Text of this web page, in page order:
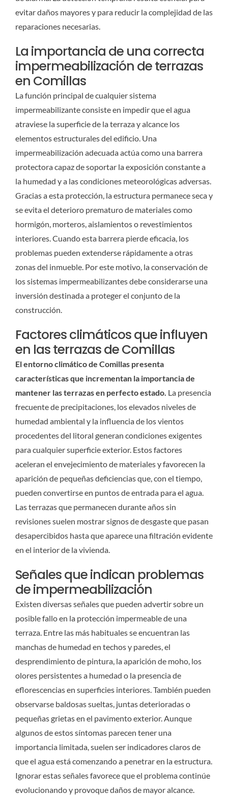
evitar daños mayores y para reducir la complejidad de las
reparaciones necesarias.
La importancia de una correcta
impermeabilización de terrazas
en Comillas
La función principal de cualquier sistema
impermeabilizante consiste en impedir que el agua
atraviese la superficie de la terraza y alcance los
elementos estructurales del edificio. Una
impermeabilización adecuada actúa como una barrera
protectora capaz de soportar la exposición constante a
la humedad y a las condiciones meteorológicas adversas.
Gracias a esta protección, la estructura permanece seca y
se evita el deterioro prematuro de materiales como
hormigón, morteros, aislamientos o revestimientos
interiores. Cuando esta barrera pierde eficacia, los
problemas pueden extenderse rápidamente a otras
zonas del inmueble. Por este motivo, la conservación de
los sistemas impermeabilizantes debe considerarse una
inversión destinada a proteger el conjunto de la
construcción.
Factores climáticos que influyen
en las terrazas de Comillas
El entorno climático de Comillas presenta
características que incrementan la importancia de
mantener las terrazas en perfecto estado. La presencia
frecuente de precipitaciones, los elevados niveles de
humedad ambiental y la influencia de los vientos
procedentes del litoral generan condiciones exigentes
para cualquier superficie exterior. Estos factores
aceleran el envejecimiento de materiales y favorecen la
aparición de pequeñas deficiencias que, con el tiempo,
pueden convertirse en puntos de entrada para el agua.
Las terrazas que permanecen durante años sin
revisiones suelen mostrar signos de desgaste que pasan
desapercibidos hasta que aparece una filtración evidente
en el interior de la vivienda.
Señales que indican problemas
de impermeabilización
Existen diversas señales que pueden advertir sobre un
posible fallo en la protección impermeable de una
terraza. Entre las más habituales se encuentran las
manchas de humedad en techos y paredes, el
desprendimiento de pintura, la aparición de moho, los
olores persistentes a humedad o la presencia de
eflorescencias en superficies interiores. También pueden
observarse baldosas sueltas, juntas deterioradas o
pequeñas grietas en el pavimento exterior. Aunque
algunos de estos síntomas parecen tener una
importancia limitada, suelen ser indicadores claros de
que el agua está comenzando a penetrar en la estructura.
Ignorar estas señales favorece que el problema continúe
evolucionando y provoque daños de mayor alcance.